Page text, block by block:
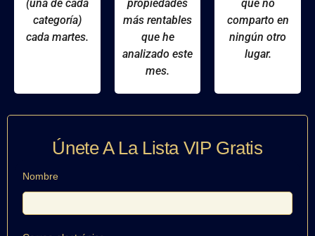
(una de cada
categoría)
cada martes.
propiedades
más rentables
que he
analizado este
mes.
que no
comparto en
ningún otro
lugar.
Únete A La Lista VIP Gratis
Nombre